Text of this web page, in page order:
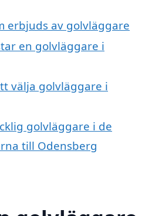
erbjuds av golvläggare
en golvläggare i
välja golvläggare i
golvläggare i de
till Odensberg